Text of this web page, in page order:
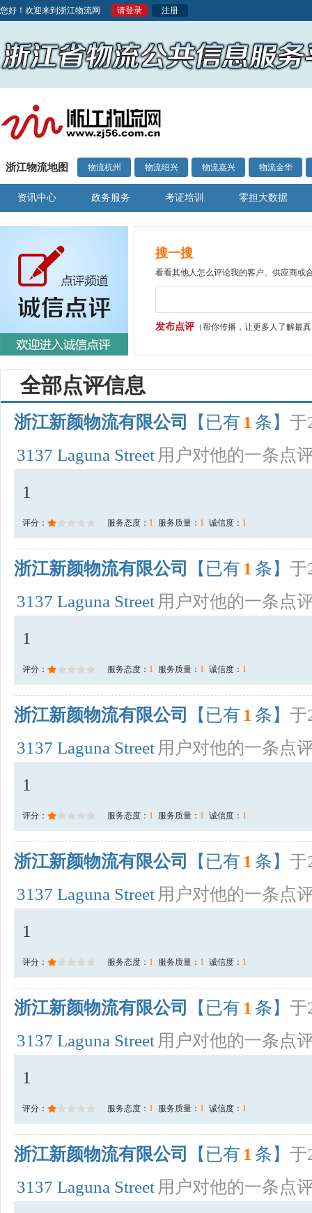
您好！欢迎来到浙江物流网 请登录 注册
浙江物流地图 物流杭州 物流绍兴 物流嘉兴 物流金华
资讯中心 政务服务 考证培训 零担大数据
搜一搜
看看其他人怎么评论我的客户、供应商或
发布点评（帮你传播，让更多人了解最
全部点评信息
浙江新颜物流有限公司 【已有 1 条】 于
3137 Laguna Street 用户对他的一条点
1
评分： 服务态度： 1 服务质量： 1 诚信度： 1
浙江新颜物流有限公司 【已有 1 条】 于
3137 Laguna Street 用户对他的一条点
1
评分： 服务态度： 1 服务质量： 1 诚信度： 1
浙江新颜物流有限公司 【已有 1 条】 于
3137 Laguna Street 用户对他的一条点
1
评分： 服务态度： 1 服务质量： 1 诚信度： 1
浙江新颜物流有限公司 【已有 1 条】 于
3137 Laguna Street 用户对他的一条点
1
评分： 服务态度： 1 服务质量： 1 诚信度： 1
浙江新颜物流有限公司 【已有 1 条】 于
3137 Laguna Street 用户对他的一条点
1
评分： 服务态度： 1 服务质量： 1 诚信度： 1
浙江新颜物流有限公司 【已有 1 条】 于
3137 Laguna Street 用户对他的一条点